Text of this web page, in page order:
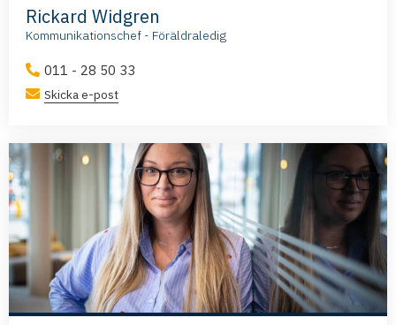
Rickard Widgren
Kommunikationschef - Föräldraledig
011 - 28 50 33
Skicka e-post